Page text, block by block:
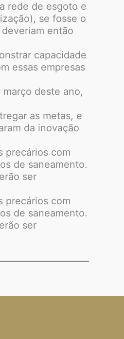
rede de esgoto e
se fosse o
então
capacidade
essas empresas
deste ano,
as metas, e
da inovação
precários com
de saneamento.
ser
precários com
de saneamento.
ser